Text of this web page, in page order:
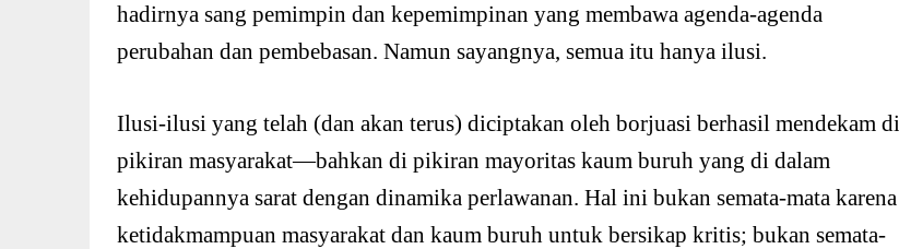
hadirnya sang pemimpin dan kepemimpinan yang membawa agenda-agenda
perubahan dan pembebasan. Namun sayangnya, semua itu hanya ilusi.
Ilusi-ilusi yang telah (dan akan terus) diciptakan oleh borjuasi berhasil mendekam di
pikiran masyarakat—bahkan di pikiran mayoritas kaum buruh yang di dalam
kehidupannya sarat dengan dinamika perlawanan. Hal ini bukan semata-mata karena
ketidakmampuan masyarakat dan kaum buruh untuk bersikap kritis; bukan semata-